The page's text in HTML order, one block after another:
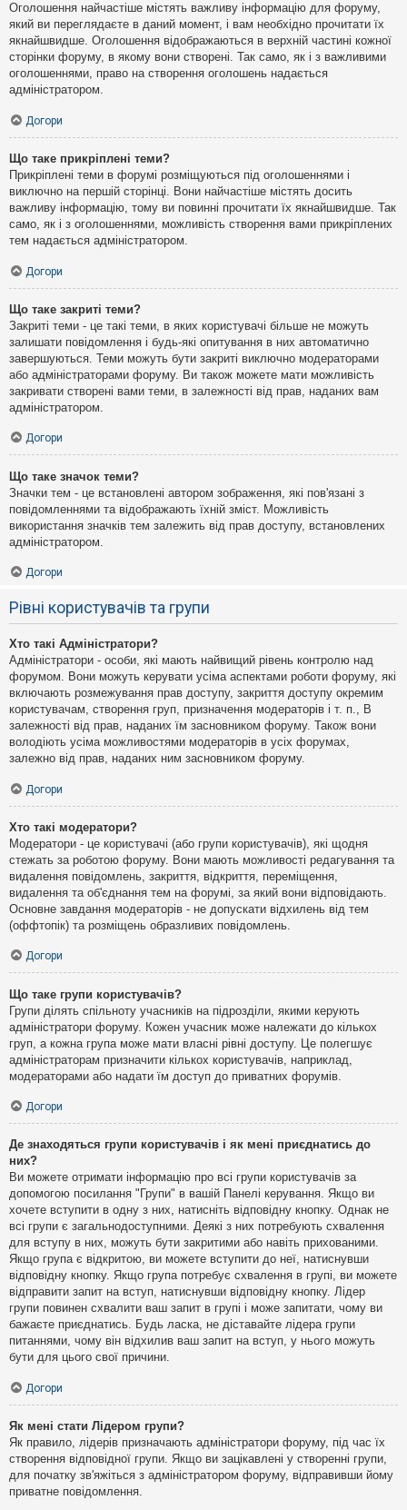
Оголошення найчастіше містять важливу інформацію для форуму,
який ви переглядаєте в даний момент, і вам необхідно прочитати їх
якнайшвидше. Оголошення відображаються в верхній частині кожної
сторінки форуму, в якому вони створені. Так само, як і з важливими
оголошеннями, право на створення оголошень надається
адміністратором.
Догори
Що таке прикріплені теми?
Прикріплені теми в форумі розміщуються під оголошеннями і
виключно на першій сторінці. Вони найчастіше містять досить
важливу інформацію, тому ви повинні прочитати їх якнайшвидше. Так
само, як і з оголошеннями, можливість створення вами прикріплених
тем надається адміністратором.
Догори
Що таке закриті теми?
Закриті теми - це такі теми, в яких користувачі більше не можуть
залишати повідомлення і будь-які опитування в них автоматично
завершуються. Теми можуть бути закриті виключно модераторами
або адміністраторами форуму. Ви також можете мати можливість
закривати створені вами теми, в залежності від прав, наданих вам
адміністратором.
Догори
Що таке значок теми?
Значки тем - це встановлені автором зображення, які пов'язані з
повідомленнями та відображають їхній зміст. Можливість
використання значків тем залежить від прав доступу, встановлених
адміністратором.
Догори
Рівні користувачів та групи
Хто такі Адміністратори?
Адміністратори - особи, які мають найвищий рівень контролю над
форумом. Вони можуть керувати усіма аспектами роботи форуму, які
включають розмежування прав доступу, закриття доступу окремим
користувачам, створення груп, призначення модераторів і т. п., В
залежності від прав, наданих їм засновником форуму. Також вони
володіють усіма можливостями модераторів в усіх форумах,
залежно від прав, наданих ним засновником форуму.
Догори
Хто такі модератори?
Модератори - це користувачі (або групи користувачів), які щодня
стежать за роботою форуму. Вони мають можливості редагування та
видалення повідомлень, закриття, відкриття, переміщення,
видалення та об'єднання тем на форумі, за який вони відповідають.
Основне завдання модераторів - не допускати відхилень від тем
(оффтопік) та розміщень образливих повідомлень.
Догори
Що таке групи користувачів?
Групи ділять спільноту учасників на підрозділи, якими керують
адміністратори форуму. Кожен учасник може належати до кількох
груп, а кожна група може мати власні рівні доступу. Це полегшує
адміністраторам призначити кількох користувачів, наприклад,
модераторами або надати їм доступ до приватних форумів.
Догори
Де знаходяться групи користувачів і як мені приєднатись до
них?
Ви можете отримати інформацію про всі групи користувачів за
допомогою посилання "Групи" в вашій Панелі керування. Якщо ви
хочете вступити в одну з них, натисніть відповідну кнопку. Однак не
всі групи є загальнодоступними. Деякі з них потребують схвалення
для вступу в них, можуть бути закритими або навіть прихованими.
Якщо група є відкритою, ви можете вступити до неї, натиснувши
відповідну кнопку. Якщо група потребує схвалення в групі, ви можете
відправити запит на вступ, натиснувши відповідну кнопку. Лідер
групи повинен схвалити ваш запит в групі і може запитати, чому ви
бажаєте приєднатись. Будь ласка, не діставайте лідера групи
питаннями, чому він відхилив ваш запит на вступ, у нього можуть
бути для цього свої причини.
Догори
Як мені стати Лідером групи?
Як правило, лідерів призначають адміністратори форуму, під час їх
створення відповідної групи. Якщо ви зацікавлені у створенні групи,
для початку зв'яжіться з адміністратором форуму, відправивши йому
приватне повідомлення.